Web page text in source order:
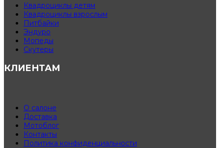
Квадроциклы детям
Квадроциклы взрослым
Питбайки
Эндуро
Мопеды
Скутеры
КЛИЕНТАМ
О салоне
Доставка
Мотоблог
Контакты
Политика конфиденциальности